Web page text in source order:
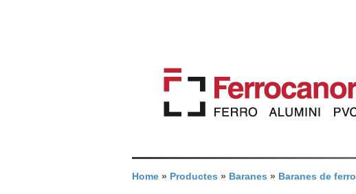
Home » Productes » Baranes » Baranes de ferro